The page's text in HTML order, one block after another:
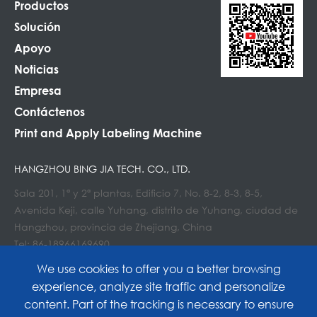
Productos
Solución
Apoyo
Noticias
Empresa
Contáctenos
Print and Apply Labeling Machine
HANGZHOU BING JIA TECH. CO., LTD.
Sala 201, 1ª y 2ª plantas, Edificio 7, No. 8-2, 8-3, 8-5,
Avenida Keji, calle Yuhang, distrito de Yuhang, ciudad de
Hangzhou, provincia de Zhejiang, China
Tel: 86-18966169690
We use cookies to offer you a better browsing
experience, analyze site traffic and personalize
content. Part of the tracking is necessary to ensure